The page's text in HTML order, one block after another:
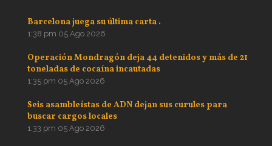
Barcelona juega su última carta .
1:38 pm 05 Ago 2026
Operación Mondragón deja 44 detenidos y más de 21
toneladas de cocaína incautadas
1:35 pm 05 Ago 2026
Seis asambleístas de ADN dejan sus curules para
buscar cargos locales
1:33 pm 05 Ago 2026